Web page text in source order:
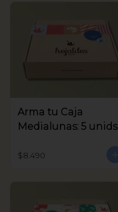
Arma tu Caja
Medialunas: 5 unids
$8.490